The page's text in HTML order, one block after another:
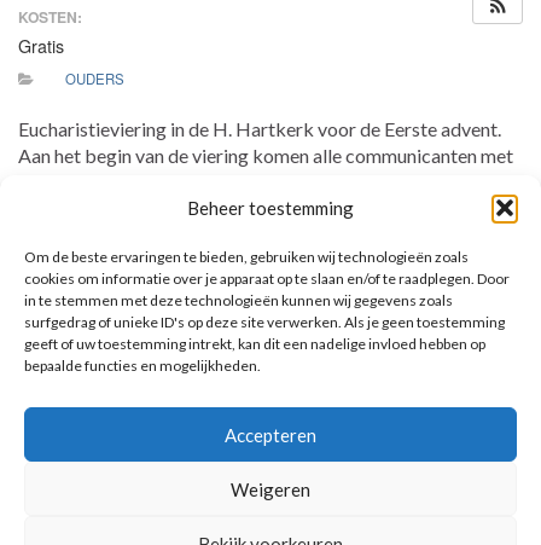
Beheer toestemming
Om de beste ervaringen te bieden, gebruiken wij technologieën zoals
cookies om informatie over je apparaat op te slaan en/of te raadplegen. Door
in te stemmen met deze technologieën kunnen wij gegevens zoals
surfgedrag of unieke ID's op deze site verwerken. Als je geen toestemming
geeft of uw toestemming intrekt, kan dit een nadelige invloed hebben op
bepaalde functies en mogelijkheden.
Accepteren
Weigeren
KOSTEN:
Gratis
OUDERS
Eucharistieviering in de H. Hartkerk voor de Eerste advent.
Aan het begin van de viering komen alle communicanten met